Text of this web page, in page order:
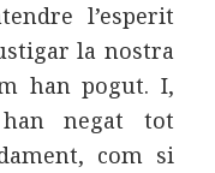
l’esperit
la nostra
han pogut. I,
negat tot
com si